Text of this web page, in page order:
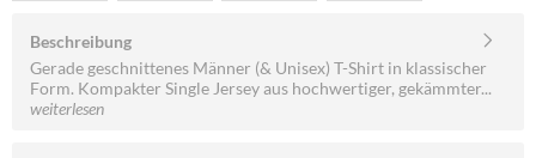
Beschreibung
Gerade geschnittenes Männer (& Unisex) T-Shirt in klassischer
Form. Kompakter Single Jersey aus hochwertiger, gekämmter...
weiterlesen